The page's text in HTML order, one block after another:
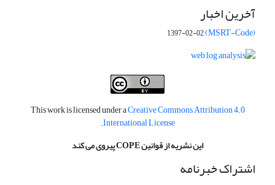
آخرین اخبار
(MSRT-Code)
1397-02-02
This work is licensed under aCreative Commons Attribution 4.0
International License
.
این نشریه از قوانین COPE پیروی می کند
اشتراک خبرنامه